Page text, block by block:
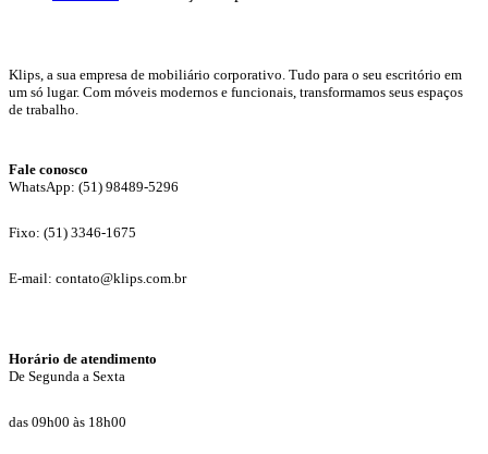
Klips, a sua empresa de mobiliário corporativo. Tudo para o seu escritório em
um só lugar. Com móveis modernos e funcionais, transformamos seus espaços
de trabalho.
Fale conosco
WhatsApp: (51) 98489-5296
Fixo: (51) 3346-1675
E-mail: contato@klips.com.br
Horário de atendimento
De Segunda a Sexta
das 09h00 às 18h00